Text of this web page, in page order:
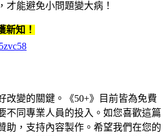
才能避免小問題變大病！
新知！
改變的關鍵。《50+》目前皆為免費
不同專業人員的投入。如您喜歡這篇
助，支持內容製作。希望我們在您的